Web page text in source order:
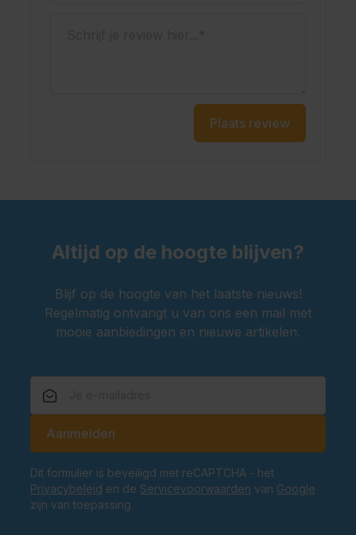
Plaats review
Altijd op de hoogte blijven?
Blijf op de hoogte van het laatste nieuws!
Regelmatig ontvangt u van ons een mail met
mooie aanbiedingen en nieuwe artikelen.
Aanmelden
Dit formulier is beveiligd met reCAPTCHA - het
Privacybeleid en de Servicevoorwaarden van Google
zijn van toepassing.